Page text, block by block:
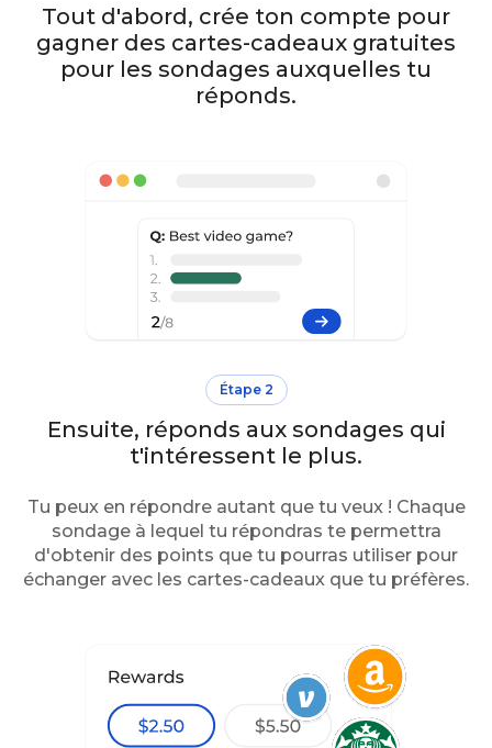
Tout d'abord, crée ton compte pour
gagner des cartes-cadeaux gratuites
pour les sondages auxquelles tu
réponds.
Étape 2
Ensuite, réponds aux sondages qui
t'intéressent le plus.
Tu peux en répondre autant que tu veux ! Chaque
sondage à lequel tu répondras te permettra
d'obtenir des points que tu pourras utiliser pour
échanger avec les cartes-cadeaux que tu préfères.